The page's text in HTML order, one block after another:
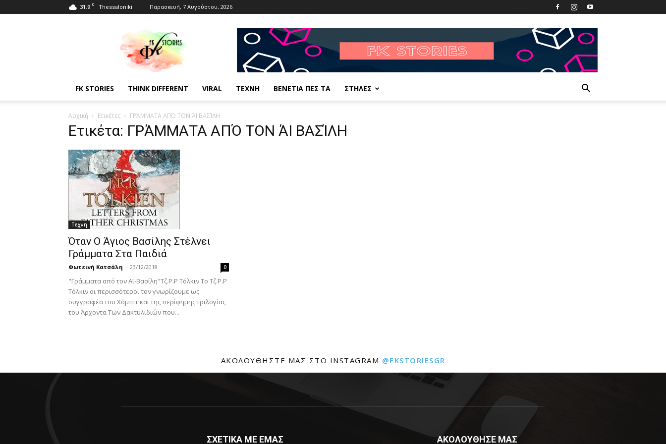
31.9 C Thessaloniki Παρασκευή, 7 Αυγούστου, 2026
Fkstories
FK STORIES THINK DIFFERENT VIRAL ΤΕΧΝΗ ΒΕΝΕΤΙΑ ΠΕΣ ΤΑ ΣΤΗΛΕΣ
Αρχική Ετικέτες ΓΡΆΜΜΑΤΑ ΑΠΌ ΤΟΝ ΆΙ ΒΑΣΊΛΗ
Ετικέτα: ΓΡΆΜΜΑΤΑ ΑΠΌ ΤΟΝ ΆΙ ΒΑΣΊΛΗ
Τεχνη
Όταν Ο Άγιος Βασίλης Στέλνει
Γράμματα Στα Παιδιά
Φωτεινή Κατσάλη - 23/12/2018 0
"Γράμματα από τον Αϊ-Βασίλη"Τζ.Ρ.Ρ Τόλκιν Το Τζ.Ρ.Ρ
Τόλκιν οι περισσότεροι τον γνωρίζουμε ως
συγγραφέα του Χόμπιτ και της περίφημης τριλογίας
του Άρχοντα Των Δακτυλιδιών που...
ΑΚΟΛΟΥΘΉΣΤΕ ΜΑΣ ΣΤΟ INSTAGRAM @FKSTORIESGR
ΣΧΕΤΙΚΑ ΜΕ ΕΜΑΣ ΑΚΟΛΟΥΘΗΣΕ ΜΑΣ